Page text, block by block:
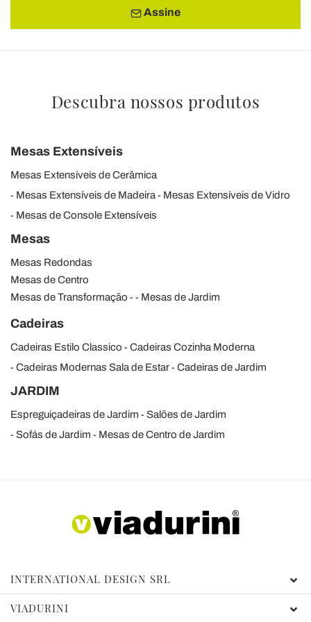
Assine
Descubra nossos produtos
Mesas Extensíveis
Mesas Extensíveis de Cerâmica
Mesas Extensíveis de Madeira
Mesas Extensíveis de Vidro
Mesas de Console Extensíveis
Mesas
Mesas Redondas
Mesas de Centro
Mesas de Transformação
Mesas de Jardim
Cadeiras
Cadeiras Estilo Classico
Cadeiras Cozinha Moderna
Cadeiras Modernas Sala de Estar
Cadeiras de Jardim
JARDIM
Espreguiçadeiras de Jardim
Salões de Jardim
Sofás de Jardim
Mesas de Centro de Jardim
INTERNATIONAL DESIGN SRL
VIADURINI